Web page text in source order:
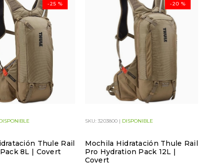
Thule Rail
8L | Covert
-25 %
SKU: 3203800 | DISPONIBLE
Mochila Hidratación Thule Rail
Pro Hydration Pack 12L |
Covert
-20 %